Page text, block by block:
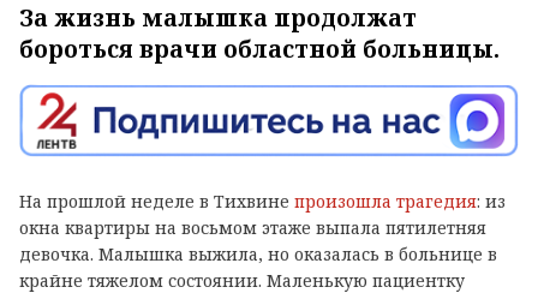
За жизнь малышка продолжат
бороться врачи областной больницы.
На прошлой неделе в Тихвине произошла трагедия: из
окна квартиры на восьмом этаже выпала пятилетняя
девочка. Малышка выжила, но оказалась в больнице в
крайне тяжелом состоянии. Маленькую пациентку